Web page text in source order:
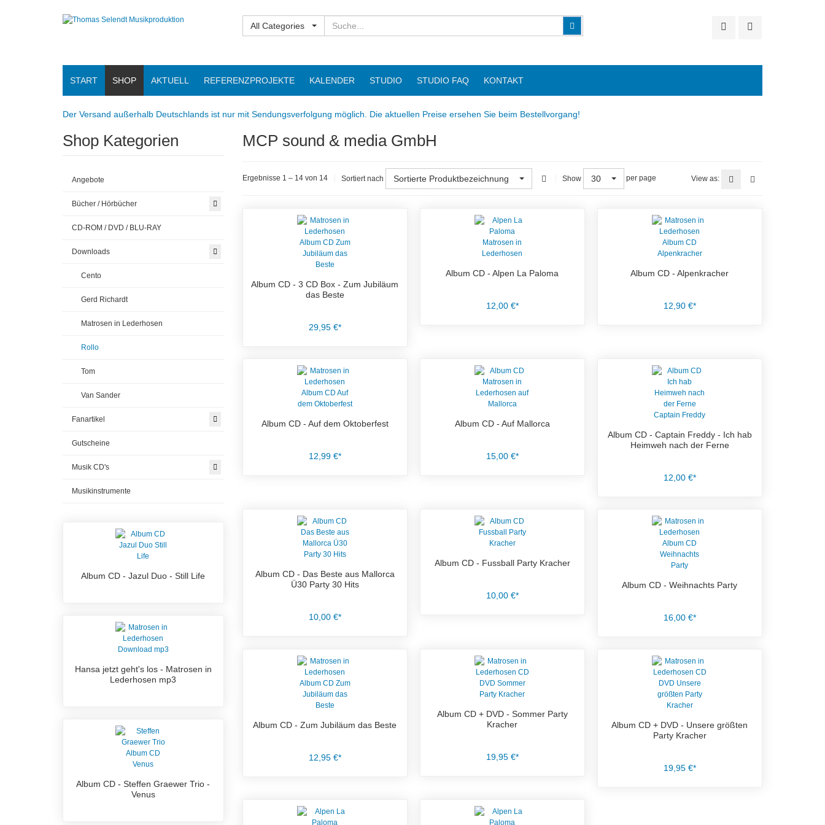
All Categories Suchen
START SHOP AKTUELL REFERENZPROJEKTE KALENDER STUDIO STUDIO FAQ KONTAKT
Der Versand außerhalb Deutschlands ist nur mit Sendungsverfolgung möglich. Die aktuellen Preise ersehen Sie beim Bestellvorgang!
MCP sound & media GmbH
Ergebnisse 1 – 14 von 14 Sortiert nach Sortierte Produktbezeichnung Show 30 per page View as:
Album CD - 3 CD Box - Zum Jubiläum
das Beste
29,95 €*
Album CD - Alpen La Paloma
12,00 €*
Album CD - Alpenkracher
12,90 €*
Album CD - Auf dem Oktoberfest
12,99 €*
Album CD - Auf Mallorca
15,00 €*
Album CD - Captain Freddy - Ich hab
Heimweh nach der Ferne
12,00 €*
Album CD - Das Beste aus Mallorca
Ü30 Party 30 Hits
10,00 €*
Album CD - Fussball Party Kracher
10,00 €*
Album CD - Weihnachts Party
16,00 €*
Album CD - Zum Jubiläum das Beste
12,95 €*
Album CD + DVD - Sommer Party
Kracher
19,95 €*
Album CD + DVD - Unsere größten
Party Kracher
19,95 €*
Shop Kategorien
Angebote
Bücher / Hörbücher
CD-ROM / DVD / BLU-RAY
Downloads
Cento
Gerd Richardt
Matrosen in Lederhosen
Rollo
Tom
Van Sander
Fanartikel
Gutscheine
Musik CD's
Musikinstrumente
Album CD - Jazul Duo - Still Life
Hansa jetzt geht's los - Matrosen in
Lederhosen mp3
Album CD - Steffen Graewer Trio -
Venus